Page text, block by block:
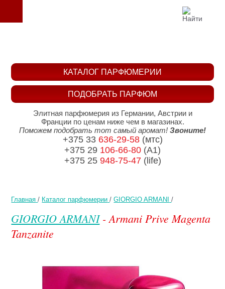
Главная / Каталог парфюмерии /GIORGIO ARMANI /
GIORGIO ARMANI- Armani Prive Magenta
Tanzanite
ПОДОБРАТЬ ПАРФЮМ
КАТАЛОГ ПАРФЮМЕРИИ
Элитная парфюмерия из Германии, Австрии и
Франции по ценам ниже чем в магазинах.
Поможем подобрать тот самый аромат! Звоните!
+375 33 636-29-58(мтс)
+375 29 106-66-80 (A1)
+375 25 948-75-47(life)